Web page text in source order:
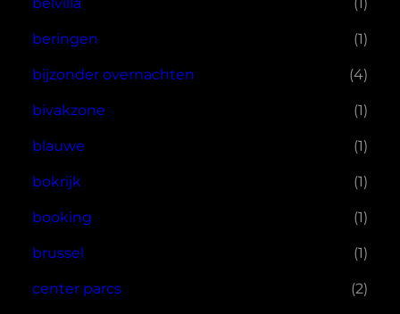
beringen (1)
bijzonder overnachten (4)
bivakzone (1)
blauwe (1)
bokrijk (1)
booking (1)
brussel (1)
center parcs (2)